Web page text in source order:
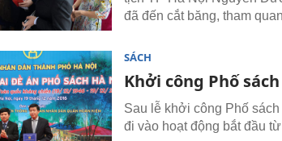
đã đến cắt băng, tham
SÁCH
Khởi công Phố
Sau lễ khởi công Phố
đi vào hoạt động bắt đầu